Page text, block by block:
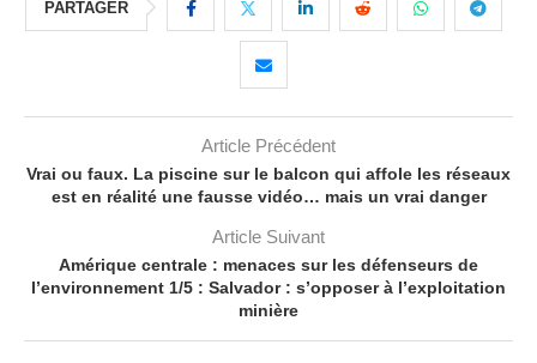
PARTAGER
Article Précédent
Vrai ou faux. La piscine sur le balcon qui affole les réseaux
est en réalité une fausse vidéo… mais un vrai danger
Article Suivant
Amérique centrale : menaces sur les défenseurs de
l’environnement 1/5 : Salvador : s’opposer à l’exploitation
minière